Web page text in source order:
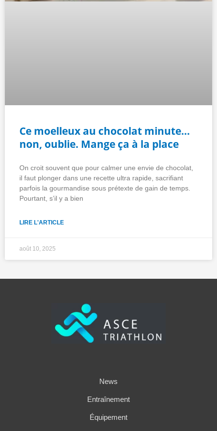
Ce moelleux au chocolat minute…
non, oublie. Mange ça à la place
On croit souvent que pour calmer une envie de chocolat,
il faut plonger dans une recette ultra rapide, sacrifiant
parfois la gourmandise sous prétexte de gain de temps.
Pourtant, s’il y a bien
LIRE L'ARTICLE
août 10, 2025
News
Entraînement
Équipement